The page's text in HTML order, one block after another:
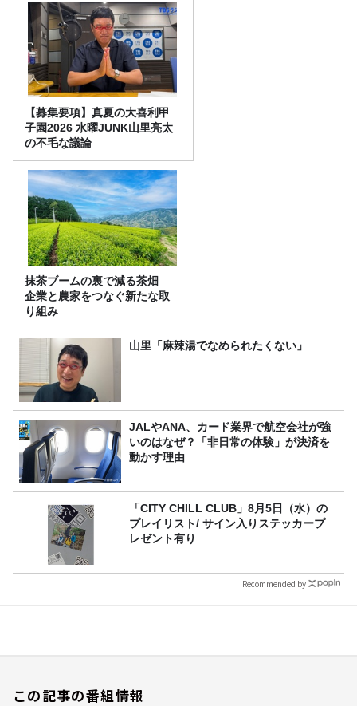
【募集要項】真夏の大喜利甲
子園2026 水曜JUNK山里亮太
の不毛な議論
抹茶ブームの裏で減る茶畑
企業と農家をつなぐ新たな取
り組み
山里「麻辣湯でなめられたくない」
JALやANA、カード業界で航空会社が強
いのはなぜ？「非日常の体験」が決済を
動かす理由
「CITY CHILL CLUB」8月5日（水）の
プレイリスト/ サイン入りステッカープ
レゼント有り
Recommended by
この記事の番組情報